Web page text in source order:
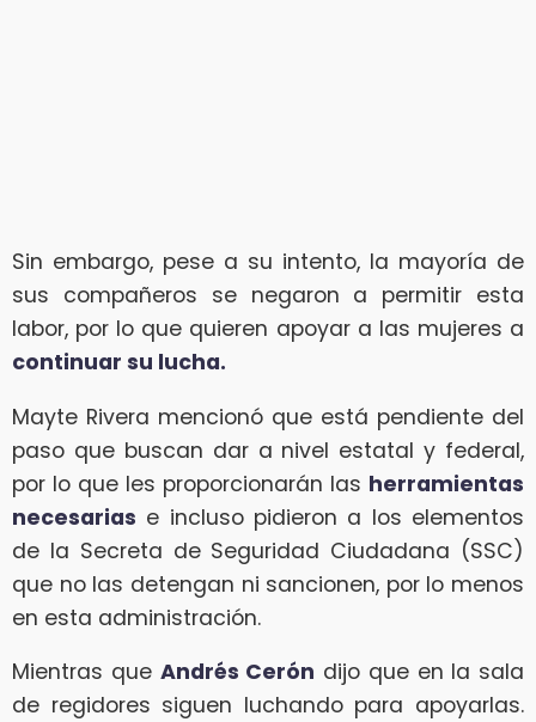
Sin embargo, pese a su intento, la mayoría de
sus compañeros se negaron a permitir esta
labor, por lo que quieren apoyar a las mujeres a
continuar su lucha.
Mayte Rivera mencionó que está pendiente del
paso que buscan dar a nivel estatal y federal,
por lo que les proporcionarán las herramientas
necesarias e incluso pidieron a los elementos
de la Secreta de Seguridad Ciudadana (SSC)
que no las detengan ni sancionen, por lo menos
en esta administración.
Mientras que Andrés Cerón dijo que en la sala
de regidores siguen luchando para apoyarlas.